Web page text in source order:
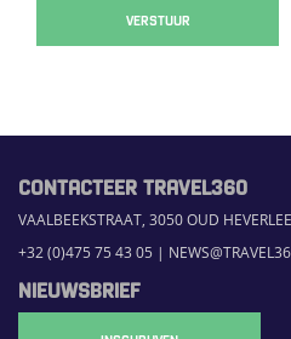
VERSTUUR
CONTACTEER TRAVEL360
VAALBEEKSTRAAT, 3050 OUD HEVERLEE
+32 (0)475 75 43 05 |
NIEUWSBRIEF